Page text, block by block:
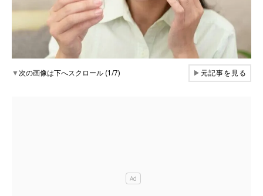
▼次の画像は下へスクロール (1/7) ▶元記事を見る